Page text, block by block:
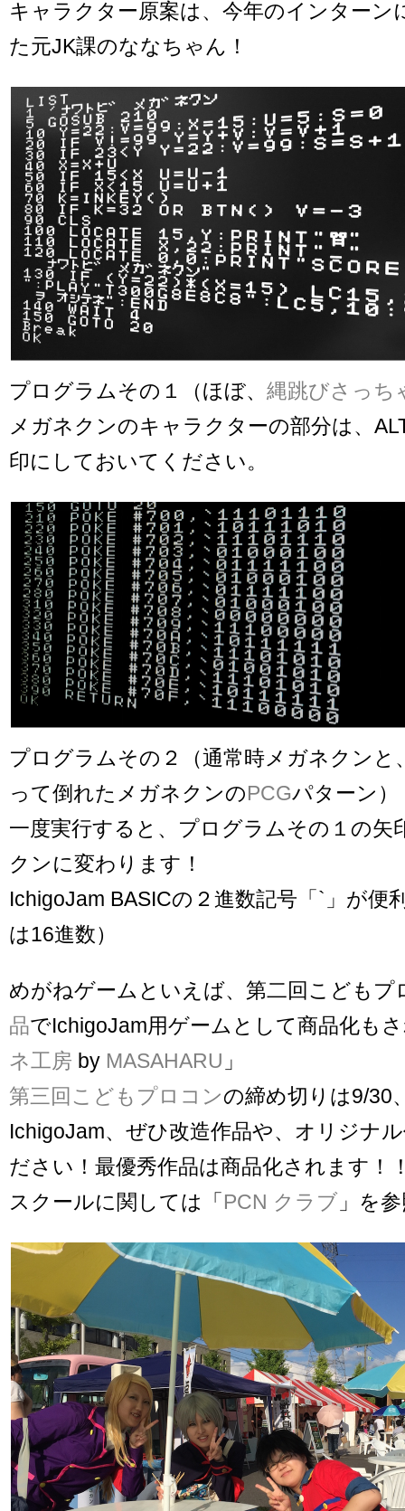
キャラクター原案は、今年のインターン
た元JK課のななちゃん！
プログラムその１（ほぼ、 縄跳びさっち
メガネクンのキャラクターの部分は、
印にしておいてください。
プログラムその２（通常時メガネクンと
って倒れたメガネクンのPCGパターン）
一度実行すると、プログラムその１の矢
クンに変わります！
IchigoJam BASICの２進数記号「`」が便
は16進数）
めがねゲームといえば、第二回こどもプ
品でIchigoJam用ゲームとして商品化も
ネ工房 by MASAHARU 」
第三回こどもプロコンの締め切りは9/30
IchigoJam、ぜひ改造作品や、オリジナ
ださい！最優秀作品は商品化されます！
スクールに関しては「PCN クラブ 」を